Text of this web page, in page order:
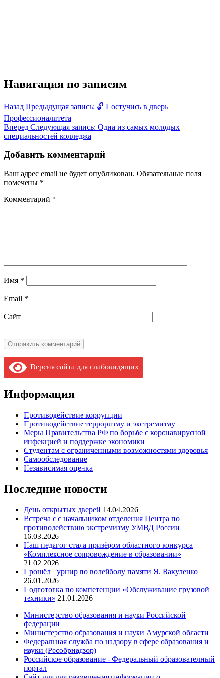
Навигация по записям
Назад Предыдущая запись: 🔓 Постучись в дверь
Профессионалитета
Вперед Следующая запись: Одна из самых молодых
специальностей колледжа
Добавить комментарий
Ваш адрес email не будет опубликован. Обязательные поля
помечены *
Комментарий *
Имя *
Email *
Сайт
Версия сайта для слабовидящих
Информация
Противодействие коррупции
Противодействие терроризму и экстремизму
Меры Правительства РФ по борьбе с коронавирусной
инфекцией и поддержке экономики
Студентам с ограниченными возможностями здоровья
Самообследование
Независимая оценка
Последние новости
День открытых дверей 14.04.2026
Встреча с с начальником отделения Центра по
противодействию экстремизму УМВД России
16.03.2026
Наш педагог стала призёром областного конкурса
«Комплексное сопровождение в образовании»
21.02.2026
Прошёл Турнир по волейболу памяти Я. Вакуленко
26.01.2026
Подготовка по компетенции «Обслуживание грузовой
техники» 21.01.2026
Министерство образования и науки Российской
федерации
Министерство образования и науки Амурской области
Федеральная служба по надзору в сфере образования и
науки (Рособрнадзор)
Российское образование - Федеральный образователный
портал